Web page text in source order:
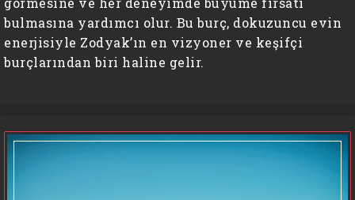
bulmasına yardımcı olur. Bu burç, dokuzuncu evin
enerjisiyle Zodyak’ın en vizyoner ve keşifçi
burçlarından biri haline gelir.